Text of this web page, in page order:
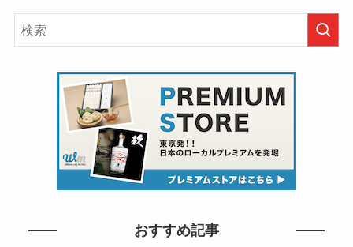
おすすめ記事